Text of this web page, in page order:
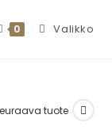
0 Valikko
tuote